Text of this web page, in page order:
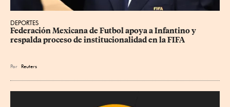
DEPORTES
Federación Mexicana de Futbol apoya a Infantino y
respalda proceso de institucionalidad en la FIFA
Por Reuters